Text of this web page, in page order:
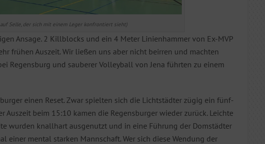
Selle, der sich mit einem Leger konfrontiert sieht)
Ansage. 2 Killblocks und ein 4 Meter Linienhammer von Ex-MVP
frühen Auszeit. Wir ließen uns aber nicht beirren und machten
Regensburg und sauberer Volleyball von Jena führten zu einem
einen Reset. Zwar spielten sich die Lichtstädter zügig ein fünf-
Auszeit beim 15:10 kamen die Regensburger wieder zurück. Leichte
wurden knallhart ausgenutzt und in eine Führung der Domstädter
einer mental starken Mannschaft. Wer sich diese Wendung der